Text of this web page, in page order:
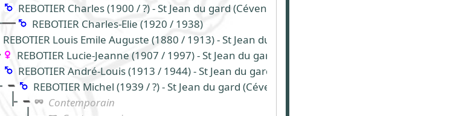
REBOTIER Charles (1900 / ?) - St Jean du gard (Cévennes)
REBOTIER Charles-Elie (1920 / 1938)
REBOTIER Louis Emile Auguste (1880 / 1913) - St Jean du gard (Cévennes)
REBOTIER Lucie-Jeanne (1907 / 1997) - St Jean du gard
REBOTIER André-Louis (1913 / 1944) - St Jean du gard
REBOTIER Michel (1939 / ?) - St Jean du gard (Cévennes)
Contemporain